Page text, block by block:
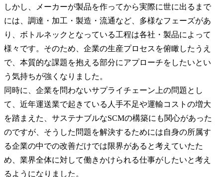
しかし、メーカーが製品を作ってから実際に世に出るまで
には、調達・加工・製造・流通など、多様なフェーズがあ
り、ボトルネックとなっている工程は各社・製品によって
様々です。そのため、企業の生産プロセスを俯瞰したうえ
で、本質的な課題を抱える部分にアプローチをしたいとい
う気持ちが強くなりました。
同時に、企業を問わないサプライチェーン上の問題とし
て、近年運送業で起きている人手不足や運輸コストの増大
を踏まえた、サステナブルなSCMの構築にも関心があった
のですが、そうした問題を解決するためには自身の所属す
る企業の中での改善だけでは限界があると考えていたた
め、業界全体に対して働きかけられる仕事がしたいと考え
るようになりました。